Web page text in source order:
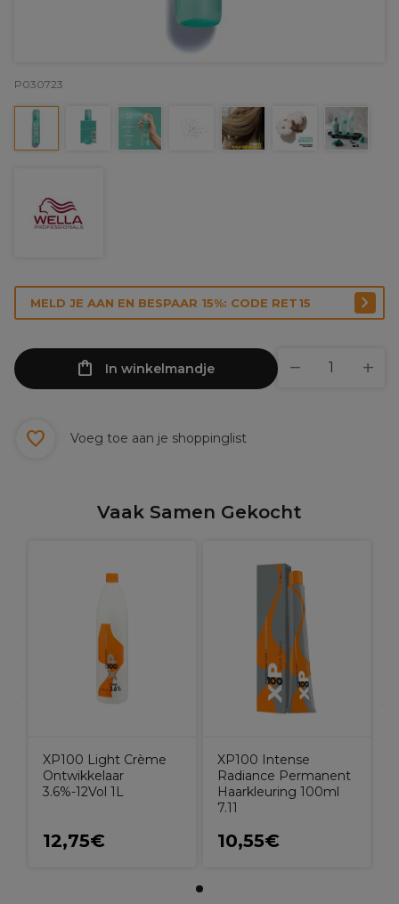
P030723
MELD JE AAN EN BESPAAR 15%: CODE RET15
In winkelmandje
Voeg toe aan je shoppinglist
Vaak Samen Gekocht
XP100 Light Crème
Ontwikkelaar
3.6%-12Vol 1L
12,75€
XP100 Intense
Radiance Permanent
Haarkleuring 100ml
7.11
10,55€